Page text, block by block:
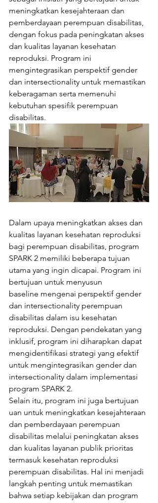
meningkatkan kesejahteraan dan
pemberdayaan perempuan disabilitas,
dengan fokus pada peningkatan akses
dan kualitas layanan kesehatan
reproduksi. Program ini
mengintegrasikan perspektif gender
dan intersectionality untuk memastikan
keberagaman serta memenuhi
kebutuhan spesifik perempuan
disabilitas.
Dalam upaya meningkatkan akses dan
kualitas layanan kesehatan reproduksi
bagi perempuan disabilitas, program
SPARK 2 memiliki beberapa tujuan
utama yang ingin dicapai. Program ini
bertujuan untuk menyusun
baseline mengenai perspektif gender
dan intersectionality perempuan
disabilitas dalam isu kesehatan
reproduksi. Dengan pendekatan yang
inklusif, program ini diharapkan dapat
mengidentifikasi strategi yang efektif
untuk mengintegrasikan gender dan
intersectionality dalam implementasi
program SPARK 2.
Selain itu, program ini juga bertujuan
uan untuk meningkatkan kesejahteraan
dan pemberdayaan perempuan
disabilitas melalui peningkatan akses
dan kualitas layanan publik prioritas
termasuk kesehatan reproduksi
perempuan disabilitas. Hal ini menjadi
langkah penting untuk memastikan
bahwa setiap kebijakan dan program